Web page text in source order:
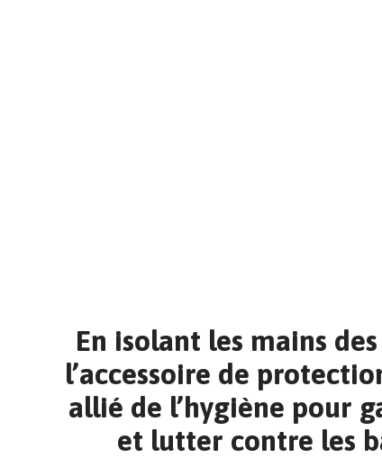
En isolant les mains
l’accessoire de
allié de l’hygiène pour
et lutter contre les